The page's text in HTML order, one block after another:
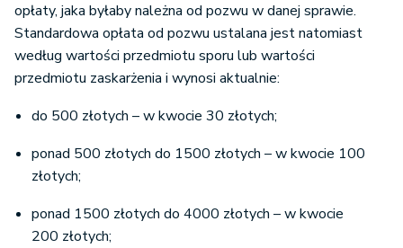
opłaty, jaka byłaby należna od pozwu w danej sprawie.
Standardowa opłata od pozwu ustalana jest natomiast
według wartości przedmiotu sporu lub wartości
przedmiotu zaskarżenia i wynosi aktualnie:
do 500 złotych – w kwocie 30 złotych;
ponad 500 złotych do 1500 złotych – w kwocie 100
złotych;
ponad 1500 złotych do 4000 złotych – w kwocie
200 złotych;